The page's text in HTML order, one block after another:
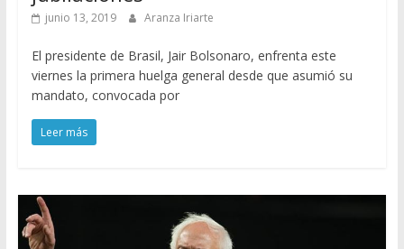
junio 13, 2019 Aranza Iriarte
El presidente de Brasil, Jair Bolsonaro, enfrenta este
viernes la primera huelga general desde que asumió su
mandato, convocada por
Leer más